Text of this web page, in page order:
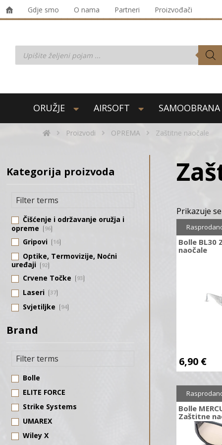
Gdje smo O nama Partneri Proizvođači
ORUŽJE AIRSOFT SAMOOBRANA
Proizvodi OPREMA Zaštitne naočale
Prikazuje
Bolle BL30
naočale
6,90 €
Bolle
Zaštitne
Kategorija proizvoda
Čišćenje i održavanje oružja i
opreme
96
Gripovi 16
Optike, Termovizije, Noćni
uređaji
92
Crvene Točke 93
Laseri 37
Svjetiljke 94
Dalekozori
Nišani
Nosači
Paracord 43
Sprej u boji 19
Svjetleći štapići
Medic
Brand
Bolle
ELITE FORCE
Strike Systems
UMAREX
Wiley X